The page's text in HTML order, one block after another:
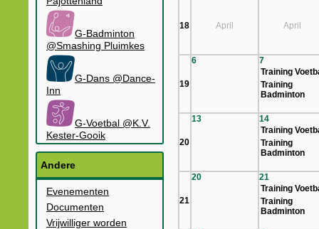
G-Badminton
@Smashing Pluimkes
G-Dans @Dance-
Inn
G-Voetbal @K.V.
Kester-Gooik
Andere
Evenementen
Documenten
Vrijwilliger worden
18 April April
19
6
7
Training
Training
Badminton
20
13
14
Training
Training
Badminton
21
20
21
Training
Training
Badminton